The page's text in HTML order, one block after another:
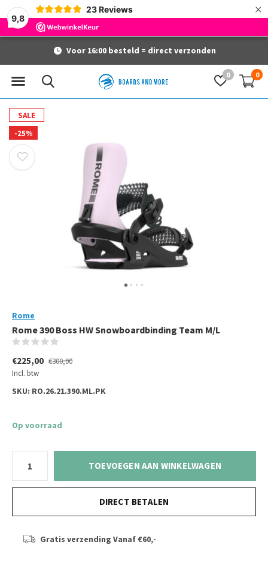
9,8
23 Reviews ×
0 0
Voor 16:00 besteld = direct verzonden
SALE
-25%
Rome
Rome 390 Boss HW Snowboardbinding Team M/L
€225,00 €300,00
Incl. btw
SKU: RO.26.21.390.ML.PK
Op voorraad
TOEVOEGEN AAN WINKELWAGEN
DIRECT BETALEN
Gratis verzending Vanaf €60,-